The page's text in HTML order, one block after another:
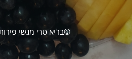
©בריא טרי מגשי